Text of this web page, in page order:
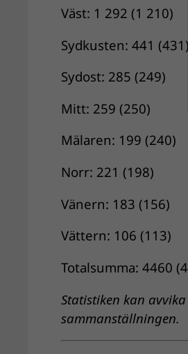
Väst: 1 292 (1 210)
Sydkusten: 441
Sydost: 285 (249)
Mitt: 259 (250)
Mälaren: 199 (240)
Norr: 221 (198)
Vänern: 183 (156)
Vättern: 106 (113)
Totalsumma: 4460
Statistiken kan
sammanställningen.